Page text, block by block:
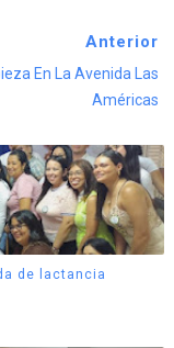
Anterior
En La Avenida Las
Américas
de lactancia